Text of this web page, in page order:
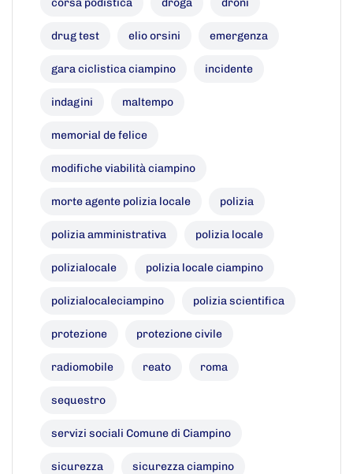
drug test elio orsini emergenza
gara ciclistica ciampino incidente
indagini maltempo
memorial de felice
modifiche viabilità ciampino
morte agente polizia locale polizia
polizia amministrativa polizia locale
polizialocale polizia locale ciampino
polizialocaleciampino polizia scientifica
protezione protezione civile
radiomobile reato roma
sequestro
servizi sociali Comune di Ciampino
sicurezza sicurezza ciampino